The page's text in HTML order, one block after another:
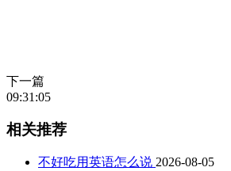
下一篇
09:31:05
相关推荐
不好吃用英语怎么说 2026-08-05